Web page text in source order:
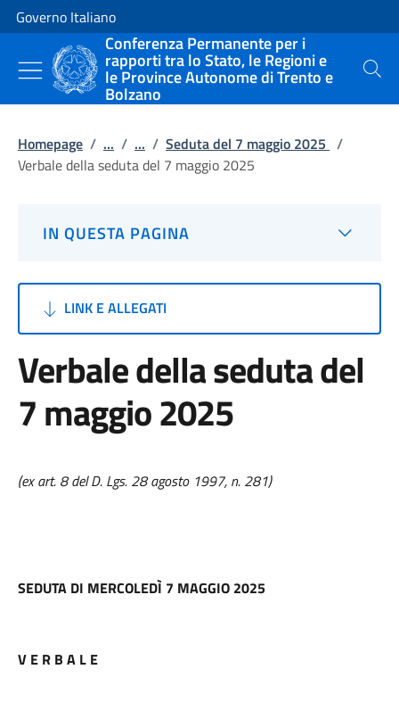
Vai al contenuto
Vai alla navigazione del sito
Governo Italiano
Conferenza Permanente per i
rapporti tra lo Stato, le Regioni e
le Province Autonome di Trento e
Bolzano
Cerca
Homepage / ... / ... / Seduta del 7 maggio 2025 /
Verbale della seduta del 7 maggio 2025
IN QUESTA PAGINA
LINK E ALLEGATI
Verbale della seduta del
7 maggio 2025
(ex art. 8 del D. Lgs. 28 agosto 1997, n. 281)
SEDUTA DI MERCOLEDÌ 7 MAGGIO 2025
V E R B A L E